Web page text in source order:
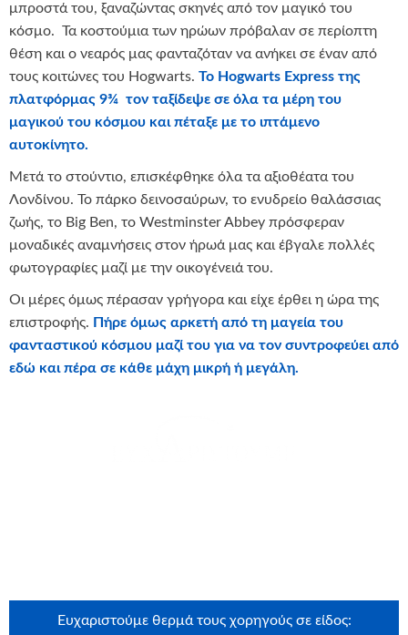
μπροστά του, ξαναζώντας σκηνές από τον μαγικό του
κόσμο. Τα κοστούμια των ηρώων πρόβαλαν σε περίοπτη
θέση και ο νεαρός μας φανταζόταν να ανήκει σε έναν από
τους κοιτώνες του Hogwarts. Το Hogwarts Express της
πλατφόρμας 9¾ τον ταξίδεψε σε όλα τα μέρη του
μαγικού του κόσμου και πέταξε με το ιπτάμενο
αυτοκίνητο.
Μετά το στούντιο, επισκέφθηκε όλα τα αξιοθέατα του
Λονδίνου. Το πάρκο δεινοσαύρων, το ενυδρείο θαλάσσιας
ζωής, το Big Ben, το Westminster Abbey πρόσφεραν
μοναδικές αναμνήσεις στον ήρωά μας και έβγαλε πολλές
φωτογραφίες μαζί με την οικογένειά του.
Οι μέρες όμως πέρασαν γρήγορα και είχε έρθει η ώρα της
επιστροφής. Πήρε όμως αρκετή από τη μαγεία του
φανταστικού κόσμου μαζί του για να τον συντροφεύει από
εδώ και πέρα σε κάθε μάχη μικρή ή μεγάλη.
Ευχαριστούμε θερμά τους χορηγούς σε είδος: